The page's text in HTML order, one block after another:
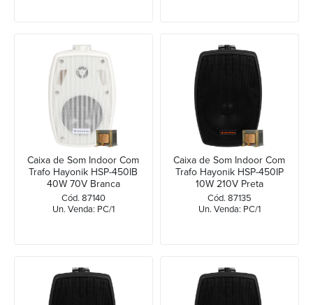
Caixa de Som Indoor Com
Trafo Hayonik HSP-450IB
40W 70V Branca
Cód. 87140
Un. Venda: PC/1
Caixa de Som Indoor Com
Trafo Hayonik HSP-450IP
10W 210V Preta
Cód. 87135
Un. Venda: PC/1